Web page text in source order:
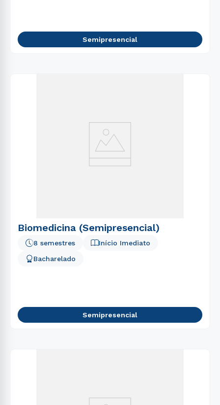
Semipresencial
Biomedicina (Semipresencial)
8 semestres
Início Imediato
Bacharelado
Semipresencial